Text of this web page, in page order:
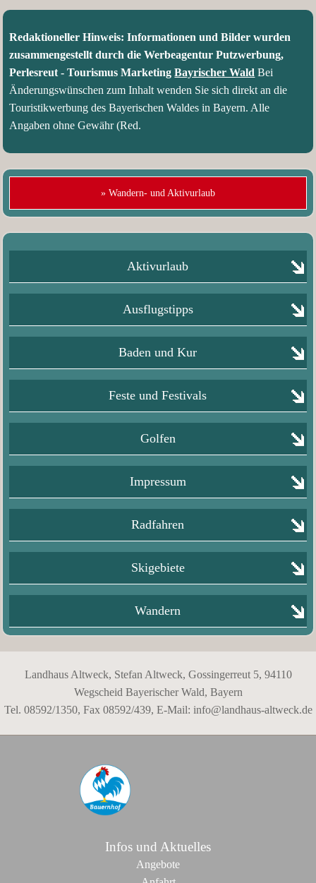
Redaktioneller Hinweis: Informationen und Bilder wurden
zusammengestellt durch die Werbeagentur Putzwerbung,
Perlesreut - Tourismus MarketingBayrischer Wald Bei
Änderungswünschen zum Inhalt wenden Sie sich direkt an die
Touristikwerbung des Bayerischen Waldes in Bayern. Alle
Angaben ohne Gewähr (Red.
» Wandern- und Aktivurlaub
Aktivurlaub
Ausflugstipps
Baden und Kur
Feste und Festivals
Golfen
Impressum
Radfahren
Skigebiete
Wandern
Landhaus Altweck, Stefan Altweck, Gossingerreut 5, 94110
Wegscheid Bayerischer Wald, Bayern
Tel. 08592/1350, Fax 08592/439, E-Mail: info@landhaus-altweck.de
Infos und Aktuelles
Angebote